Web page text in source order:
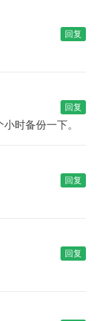
回复
回复
时备份一下。
回复
回复